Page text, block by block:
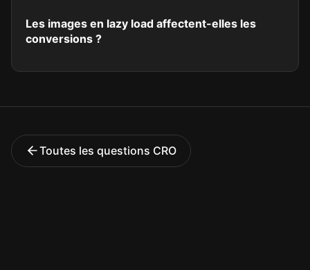
Les images en lazy load affectent-elles les
conversions ?
Toutes les questions CRO